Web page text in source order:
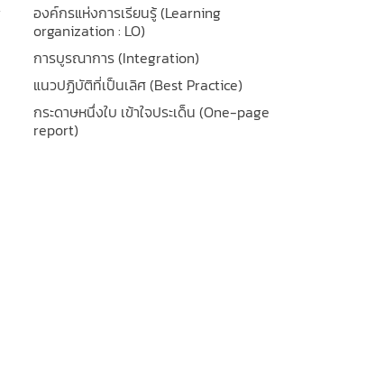
องค์กรแห่งการเรียนรู้ (Learning
organization : LO)
การบูรณาการ (Integration)
แนวปฏิบัติที่เป็นเลิศ (Best Practice)
กระดาษหนึ่งใบ เข้าใจประเด็น (One-page
report)